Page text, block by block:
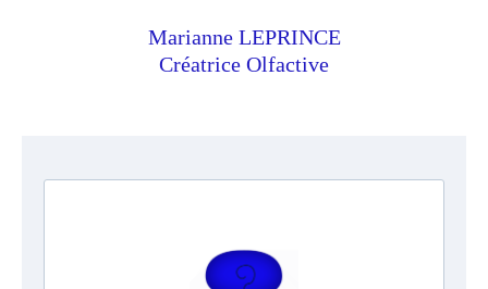
Marianne LEPRINCE
Créatrice Olfactive